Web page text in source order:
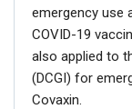
emergency use
COVID-19
also applied to
(DCGI) for
Covaxin.